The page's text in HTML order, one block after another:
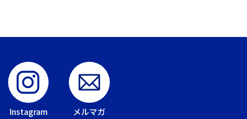
Instagram メルマガ